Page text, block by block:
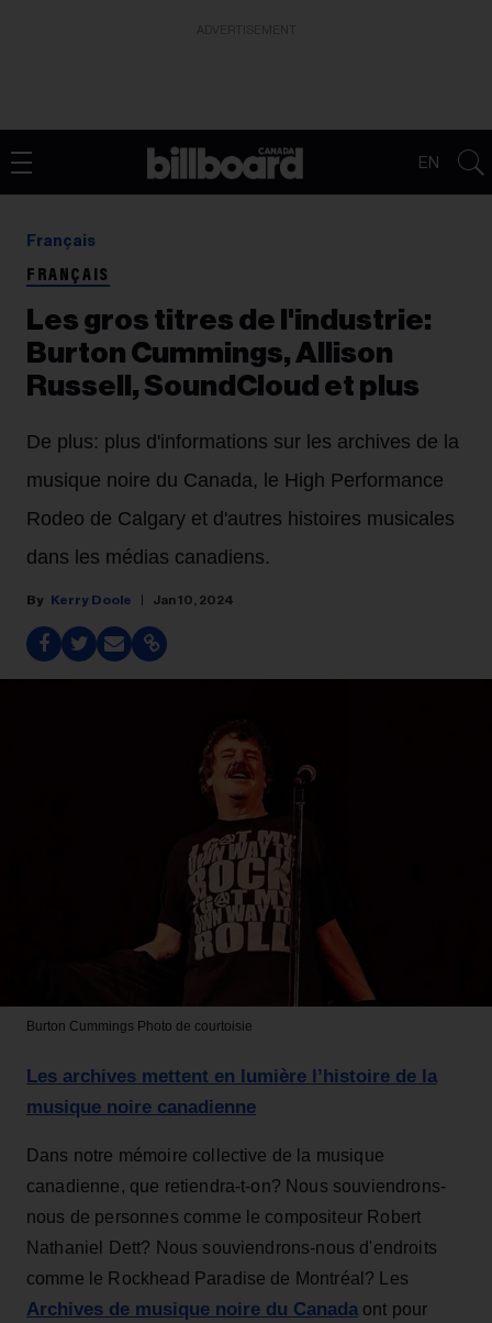
EN
Français
FRANÇAIS
Les gros titres de l'industrie:
Burton Cummings, Allison
Russell, SoundCloud et plus
De plus: plus d'informations sur les archives de la
musique noire du Canada, le High Performance
Rodeo de Calgary et d'autres histoires musicales
dans les médias canadiens.
Kerry Doole Jan 10, 2024
Burton Cummings Photo de courtoisie
Les archives mettent en lumière l’histoire de la
musique noire canadienne
Dans notre mémoire collective de la musique
canadienne, que retiendra-t-on? Nous souviendrons-
nous de personnes comme le compositeur Robert
Nathaniel Dett? Nous souviendrons-nous d'endroits
comme le Rockhead Paradise de Montréal? Les
Archives de musique noire du Canada ont pour